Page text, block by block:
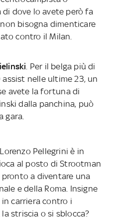
dove lo avete però fa
bisogna dimenticare
contro il Milan.
. Per il belga più di
nelle ultime 23, un
avete la fortuna di
dalla panchina, può
gara.
Lorenzo Pellegrini è in
al posto di Strootman
a diventare una
e della Roma. Insigne
carriera contro i
striscia o si sblocca?